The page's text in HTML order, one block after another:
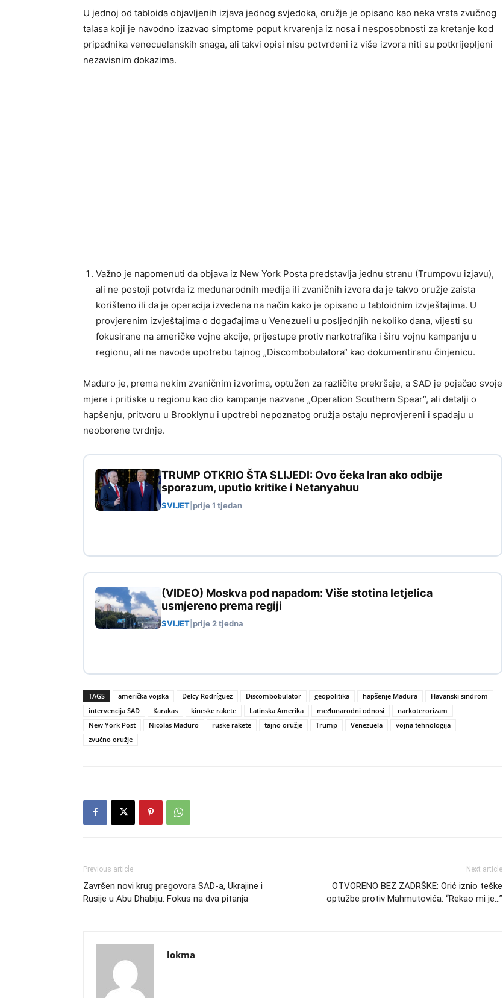
U jednoj od tabloida objavljenih izjava jednog svjedoka, oružje je opisano kao neka vrsta zvučnog
talasa koji je navodno izazvao simptome poput krvarenja iz nosa i nesposobnosti za kretanje kod
pripadnika venecuelanskih snaga, ali takvi opisi nisu potvrđeni iz više izvora niti su potkrijepljeni
nezavisnim dokazima.
Važno je napomenuti da objava iz New York Posta predstavlja jednu stranu (Trumpovu izjavu),
ali ne postoji potvrda iz međunarodnih medija ili zvaničnih izvora da je takvo oružje zaista
korišteno ili da je operacija izvedena na način kako je opisano u tabloidnim izvještajima. U
provjerenim izvještajima o događajima u Venezueli u posljednjih nekoliko dana, vijesti su
fokusirane na američke vojne akcije, prijestupe protiv narkotrafika i širu vojnu kampanju u
regionu, ali ne navode upotrebu tajnog „Discombobulatora“ kao dokumentiranu činjenicu.
Maduro je, prema nekim zvaničnim izvorima, optužen za različite prekršaje, a SAD je pojačao svoje
mjere i pritiske u regionu kao dio kampanje nazvane „Operation Southern Spear“, ali detalji o
hapšenju, pritvoru u Brooklynu i upotrebi nepoznatog oružja ostaju neprovjereni i spadaju u
neoborene tvrdnje.
TRUMP OTKRIO ŠTA SLIJEDI: Ovo čeka Iran ako odbije
sporazum, uputio kritike i Netanyahuu
SVIJET prije 1 tjedan
(VIDEO) Moskva pod napadom: Više stotina letjelica
usmjereno prema regiji
SVIJET prije 2 tjedna
TAGS američka vojska Delcy Rodríguez Discombobulator geopolitika hapšenje Madura
Havanski sindrom
intervencija SAD
Karakas kineske rakete Latinska Amerika međunarodni odnosi
narkoterorizam
New York Post
Nicolas Maduro ruske rakete tajno oružje Trump Venezuela
vojna tehnologija
zvučno oružje
Previous article
Završen novi krug pregovora SAD-a, Ukrajine i
Rusije u Abu Dhabiju: Fokus na dva pitanja
Next article
OTVORENO BEZ ZADRŠKE: Orić iznio teške
optužbe protiv Mahmutovića: “Rekao mi je…”
lokma